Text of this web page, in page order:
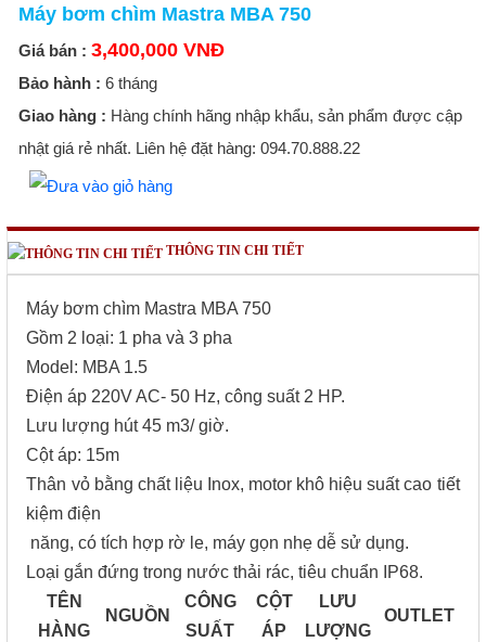
Máy bơm chìm Mastra MBA 750
Giá bán : 3,400,000 VNĐ
Bảo hành : 6 tháng
Giao hàng : Hàng chính hãng nhập khẩu, sản phẩm được cập
nhật giá rẻ nhất. Liên hệ đặt hàng: 094.70.888.22
THÔNG TIN CHI TIẾT
Máy bơm chìm Mastra MBA 750
Gồm 2 loại: 1 pha và 3 pha
Model: MBA 1.5
Điện áp 220V AC- 50 Hz, công suất 2 HP.
Lưu lượng hút 45 m3/ giờ.
Cột áp: 15m
Thân vỏ bằng chất liệu Inox, motor khô hiệu suất cao tiết
kiệm điện
năng, có tích hợp rờ le, máy gọn nhẹ dễ sử dụng.
Loại gắn đứng trong nước thải rác, tiêu chuẩn IP68.
TÊN
HÀNG
NGUỒN
CÔNG
SUẤT
CỘT
ÁP
LƯU
LƯỢNG
OUTLET